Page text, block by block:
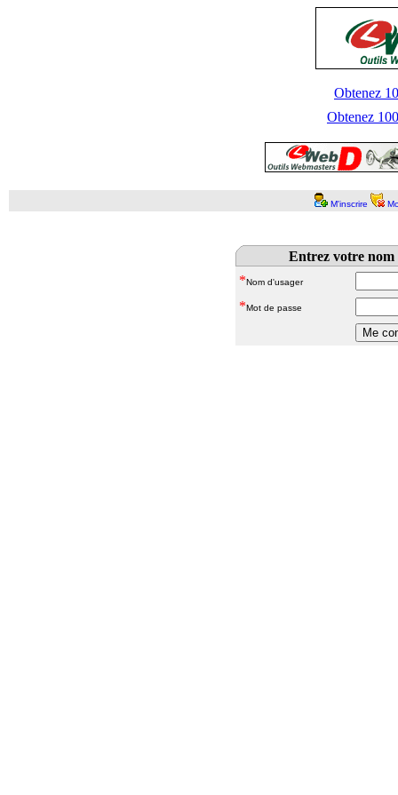
Obtenez
Obtenez
M'inscrire
Entrez votre nom
*Nom d'usager
*Mot de passe